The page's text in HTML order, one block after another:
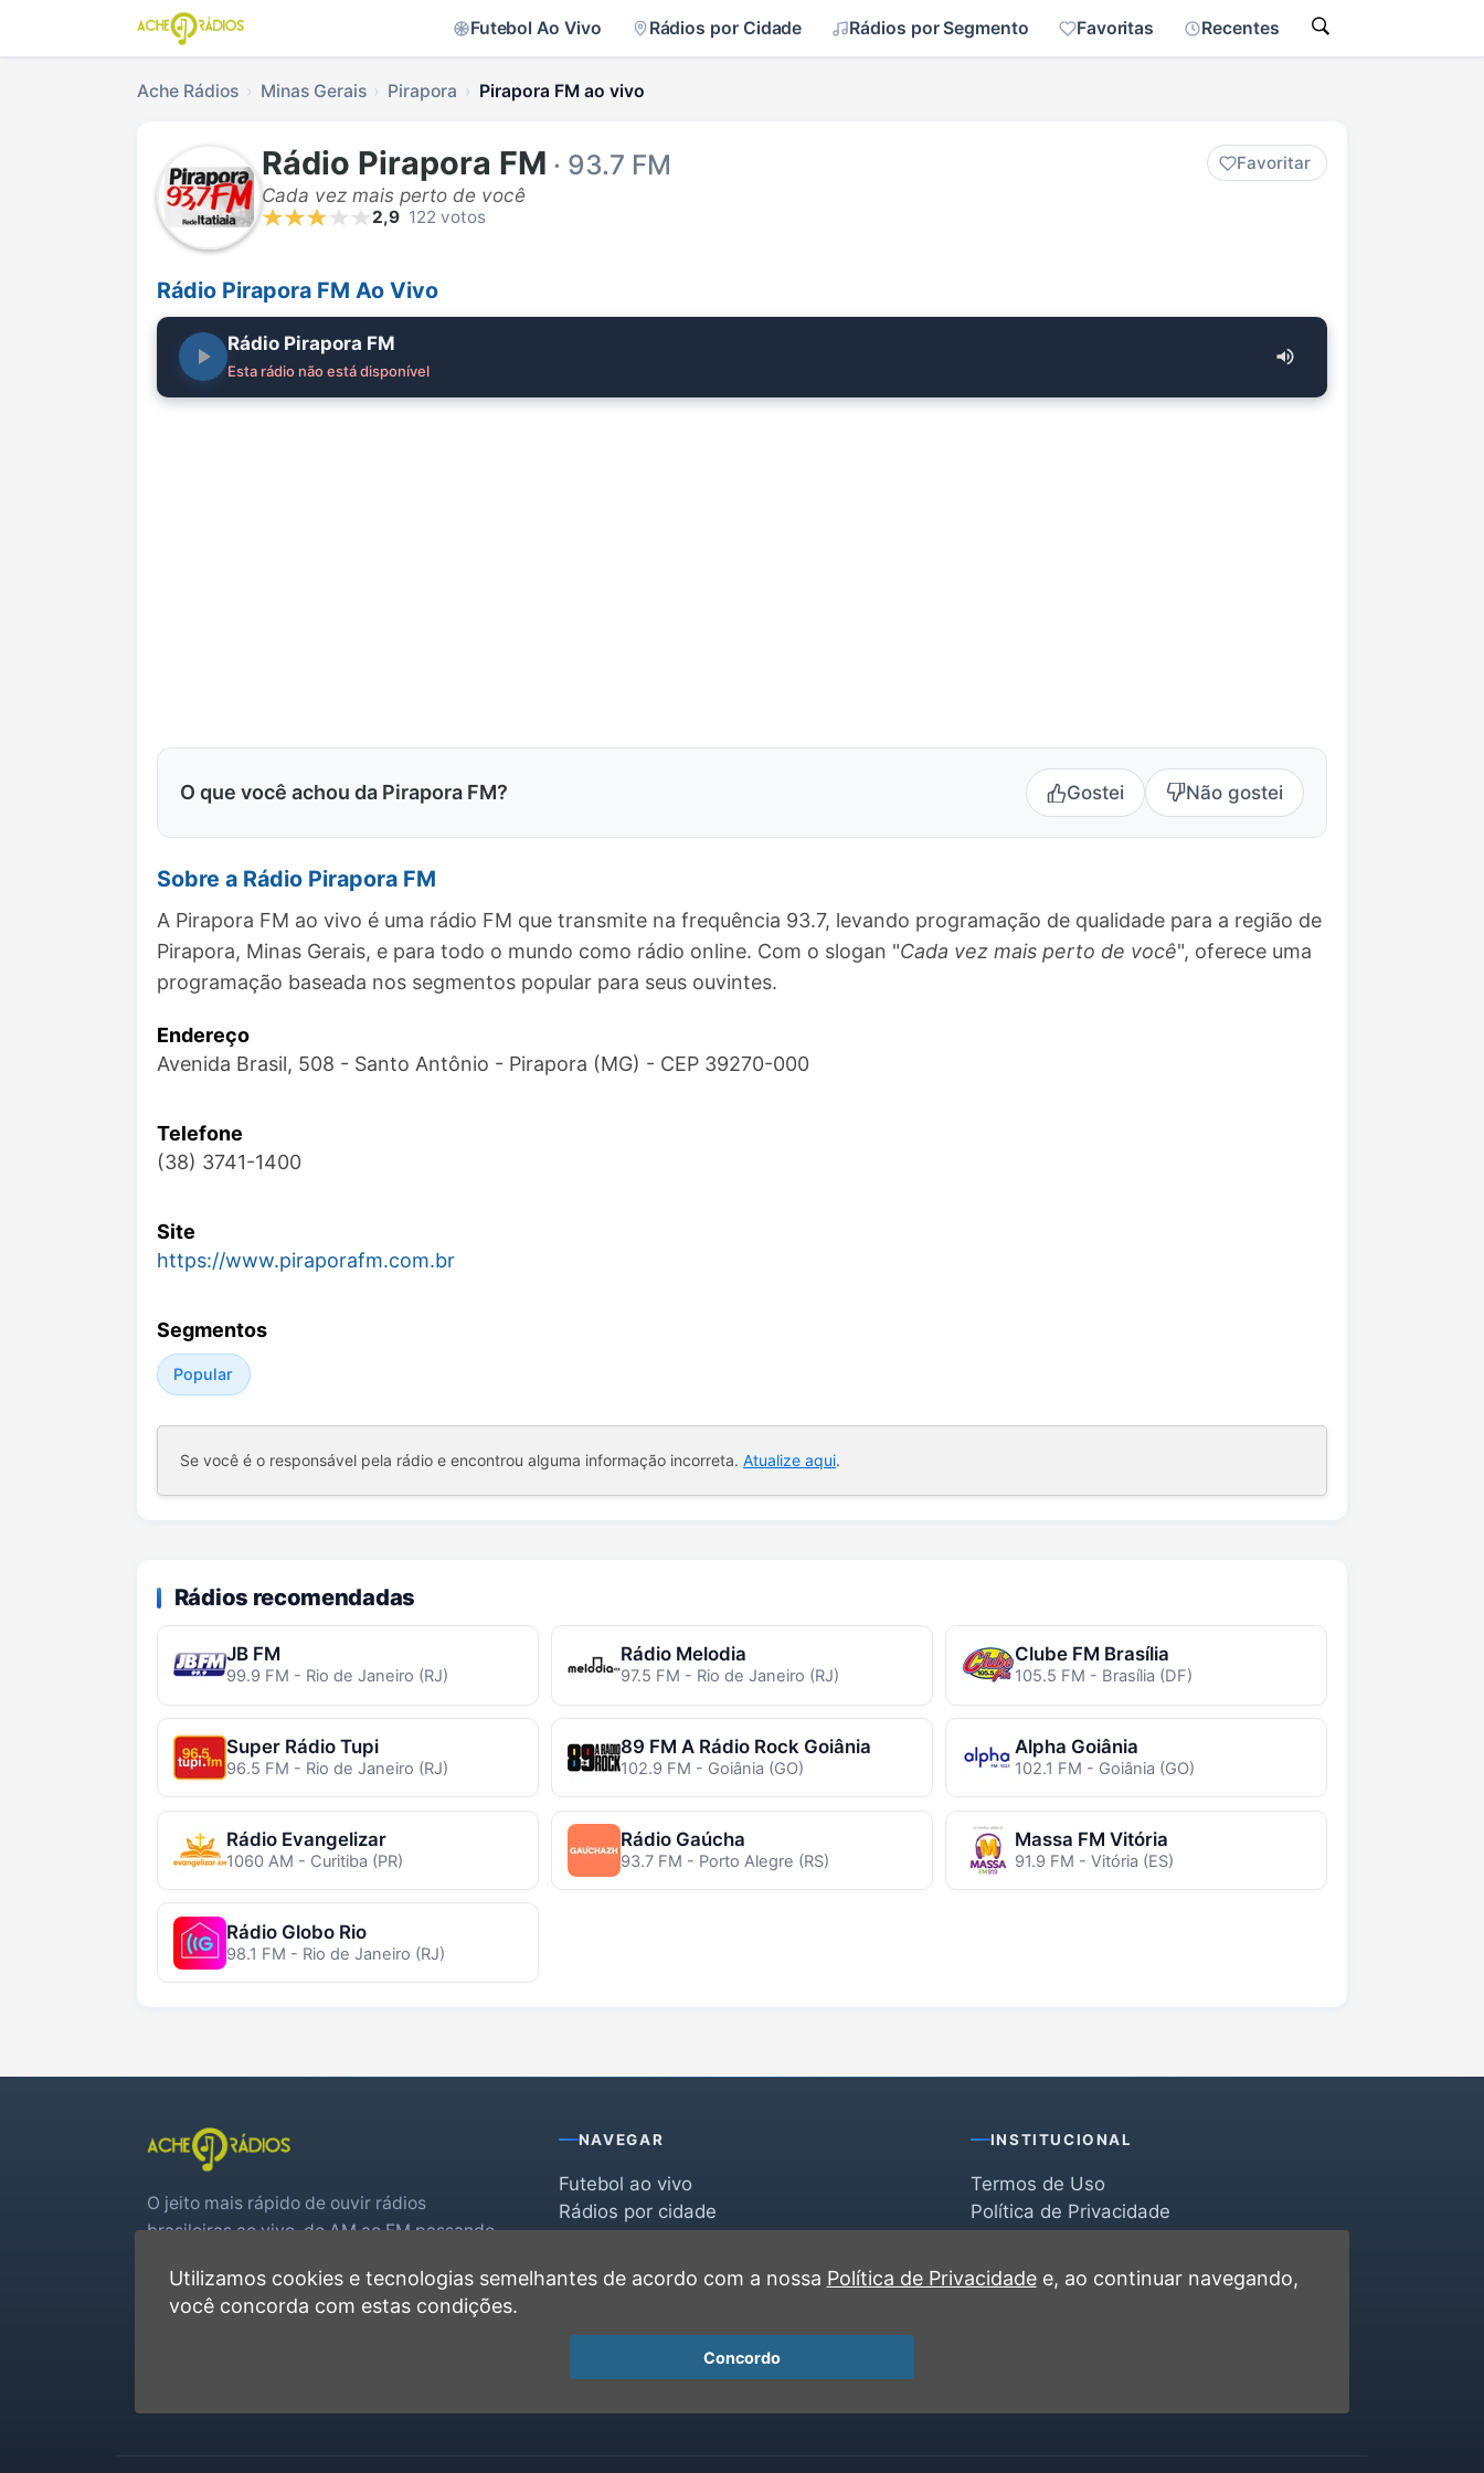
Futebol Ao Vivo Rádios por Cidade Rádios por Segmento Favoritas Recentes
Ache Rádios Minas Gerais Pirapora Pirapora FM ao vivo
Rádio Pirapora FM · 93.7 FM
Cada vez mais perto de você
Favoritar
2,9 122 votos
Rádio Pirapora FM Ao Vivo
Rádio Pirapora FM
Esta rádio não está disponível
O que você achou da Pirapora FM? Gostei Não gostei
Sobre a Rádio Pirapora FM
A Pirapora FM ao vivo é uma rádio FM que transmite na frequência 93.7, levando programação de qualidade para a região de
Pirapora, Minas Gerais, e para todo o mundo como rádio online. Com o slogan "Cada vez mais perto de você", oferece uma
programação baseada nos segmentos popular para seus ouvintes.
Endereço
Avenida Brasil, 508 - Santo Antônio - Pirapora (MG) - CEP 39270-000
Telefone
(38) 3741-1400
Site
https://www.piraporafm.com.br
Segmentos
Popular
Se você é o responsável pela rádio e encontrou alguma informação incorreta. Atualize aqui.
Rádios recomendadas
JB FM
99.9 FM - Rio de Janeiro (RJ)
Rádio Melodia
97.5 FM - Rio de Janeiro (RJ)
Clube FM Brasília
105.5 FM - Brasília (DF)
Super Rádio Tupi
96.5 FM - Rio de Janeiro (RJ)
89 FM A Rádio Rock Goiânia
102.9 FM - Goiânia (GO)
Alpha Goiânia
102.1 FM - Goiânia (GO)
Rádio Evangelizar
1060 AM - Curitiba (PR)
Rádio Gaúcha
93.7 FM - Porto Alegre (RS)
Massa FM Vitória
91.9 FM - Vitória (ES)
Rádio Globo Rio
98.1 FM - Rio de Janeiro (RJ)
O jeito mais rápido de ouvir rádios
brasileiras ao vivo, do AM ao FM passando
real.
NAVEGAR
Futebol ao vivo
Rádios por cidade
Favoritas
INSTITUCIONAL
Termos de Uso
Política de Privacidade
Contato
Utilizamos cookies e tecnologias semelhantes de acordo com a nossa Política de Privacidadee, ao continuar navegando,
você concorda com estas condições.
Concordo